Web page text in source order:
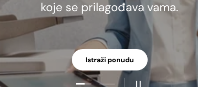
koje se prilagođava vama.
Istraži ponudu
Učitaj slajd 1 od 2
Učitaj slajd 2 od 2
Pauziraj slideshow